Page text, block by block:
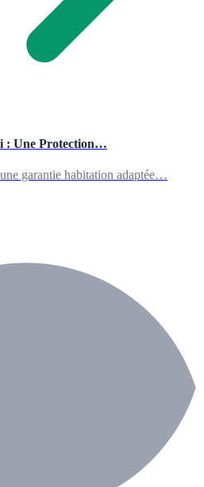
: Une Protection…
garantie habitation adaptée…